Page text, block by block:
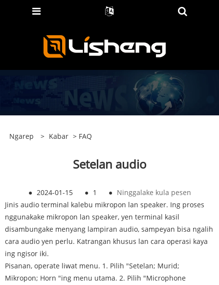
Ngarep > Kabar > FAQ
Setelan audio
● 2024-01-15 ● 1 ● Ninggalake kula pesen
Jinis audio terminal kalebu mikropon lan speaker. Ing proses
nggunakake mikropon lan speaker, yen terminal kasil
disambungake menyang lampiran audio, sampeyan bisa ngalih
cara audio yen perlu. Katrangan khusus lan cara operasi kaya
ing ngisor iki.
Pisanan, operate liwat menu. 1. Pilih "Setelan; Murid;
Mikropon; Horn "ing menu utama. 2. Pilih "Microphone